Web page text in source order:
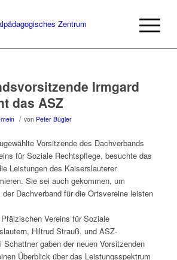
Irmgard
das ASZ
/ von Peter Bügler
Vorsitzende des Dachverbands
für Soziale Rechtspflege, besuchte das
Leistungen des Kaiserslauterer
Sie sei auch gekommen, um
Dachverband für die Ortsvereine leisten
Vereins für Soziale
Hiltrud Strauß, und ASZ-
gaben der neuen Vorsitzenden
Überblick über das Leistungsspektrum